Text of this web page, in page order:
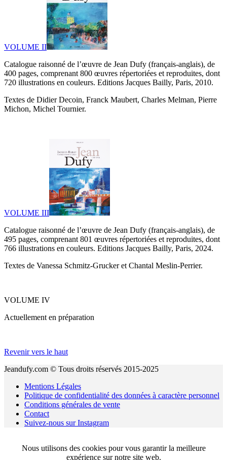
VOLUME II
Catalogue raisonné de l’œuvre de Jean Dufy (français-anglais), de
400 pages, comprenant 800 œuvres répertoriées et reproduites, dont
720 illustrations en couleurs. Editions Jacques Bailly, Paris, 2010.
Textes de Didier Decoin, Franck Maubert, Charles Melman, Pierre
Michon, Michel Tournier.
VOLUME III
Catalogue raisonné de l’œuvre de Jean Dufy (français-anglais), de
495 pages, comprenant 801 œuvres répertoriées et reproduites, dont
766 illustrations en couleurs. Editions Jacques Bailly, Paris, 2024.
Textes de Vanessa Schmitz-Grucker et Chantal Meslin-Perrier.
VOLUME IV
Actuellement en préparation
Revenir vers le haut
Jeandufy.com © Tous droits réservés 2015-2025
Mentions Légales
Politique de confidentialité des données à caractère personnel
Conditions générales de vente
Contact
Suivez-nous sur Instagram
Nous utilisons des cookies pour vous garantir la meilleure
expérience sur notre site web.